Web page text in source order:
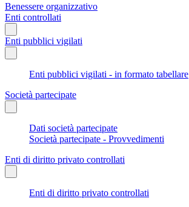
Benessere organizzativo
Enti controllati
Enti pubblici vigilati
Enti pubblici vigilati - in formato tabellare
Società partecipate
Dati società partecipate
Società partecipate - Provvedimenti
Enti di diritto privato controllati
Enti di diritto privato controllati